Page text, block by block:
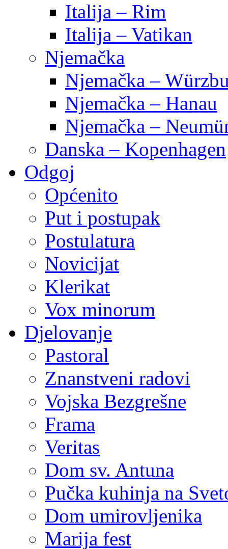
Italija – Rim
Italija – Vatikan
Njemačka
Njemačka –
Njemačka – Hanau
Njemačka –
Danska – Kopenhagen
Odgoj
Općenito
Put i postupak
Postulatura
Novicijat
Klerikat
Vox minorum
Djelovanje
Pastoral
Znanstveni radovi
Vojska Bezgrešne
Frama
Veritas
Dom sv. Antuna
Pučka kuhinja na
Dom umirovljenika
Marija fest